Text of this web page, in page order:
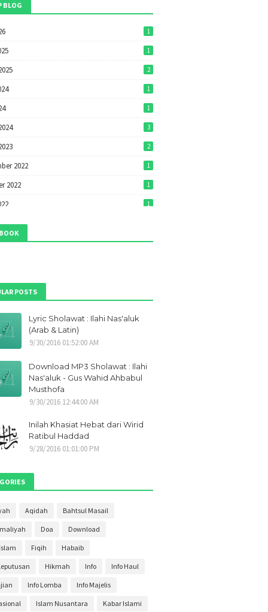
BLOG
1
1
2
1
1
3
2
2022 1
2022 1
1
7
2022
2021 1
2021
2021
2020
2020
2020 3
2020
POSTS
Lyric Sholawat : Ilahi Nas'aluk
(Arab & Latin)
9/30/2016 01:52:00 AM
Download MP3 Sholawat : Ilahi
Nas'aluk - Gus Wahid Ahbabul
Musthofa
9/30/2016 12:44:00 AM
Inilah Khasiat Hebat dari Wirid
Ratibul Haddad
9/28/2016 01:01:00 PM
Aqidah Bahtsul Masail
Doa Download
Fiqih Habaib
Hikmah Info Info Haul
Info Lomba Info Majelis
Islam Nusantara Kabar Islami